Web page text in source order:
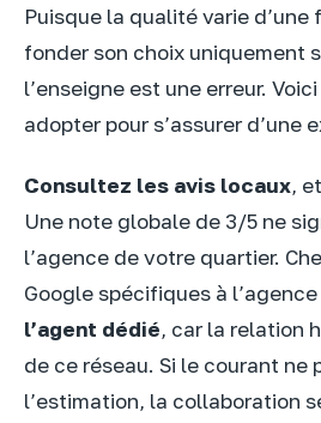
Puisque la qualité varie d’une
fonder son choix uniquement
l’enseigne est une erreur.
adopter pour s’assurer d’une
Consultez les avis locaux,
Une note globale de 3/5 ne
l’agence de votre quartier.
Google spécifiques à
l’agent dédié, car la relation
de ce réseau. Si le courant ne
l’estimation, la collaboration